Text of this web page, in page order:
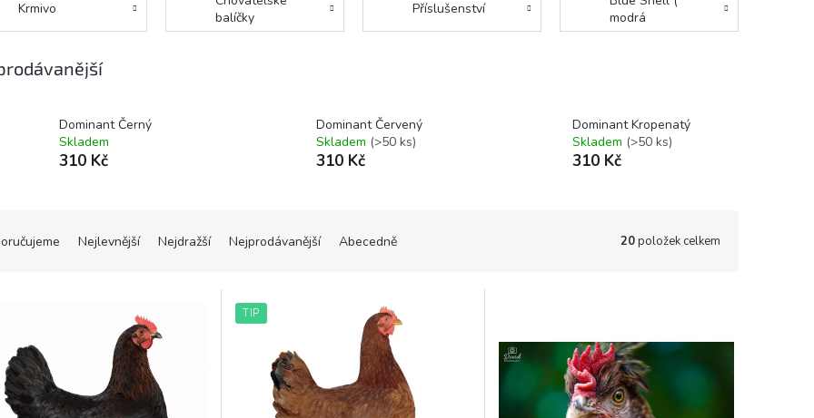
Krmivo
balíčky
Příslušenství
modrá
skořápka )
Dominant Černý
Skladem
310 Kč
Dominant Červený
Skladem (>50 ks)
310 Kč
Dominant Kropenatý
Skladem (>50 ks)
310 Kč
Nejlevnější Nejdražší Nejprodávanější Abecedně 20položek celkem
TIP